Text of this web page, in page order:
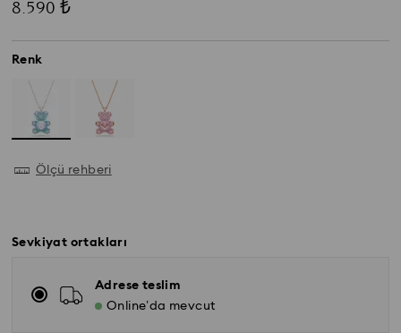
8.590 ₺
Renk
Ölçü rehberi
Sevkiyat ortakları
Adrese teslim
Online’da mevcut